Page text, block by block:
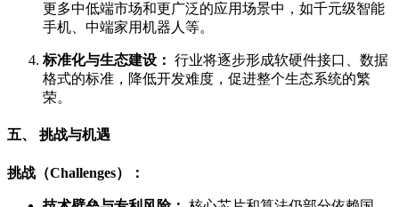
更多中低端市场和更广泛的应用场景中，如千元级智能
手机、中端家用机器人等。
标准化与生态建设： 行业将逐步形成软硬件接口、数据
格式的标准，降低开发难度，促进整个生态系统的繁
荣。
五、 挑战与机遇
挑战（Challenges）：